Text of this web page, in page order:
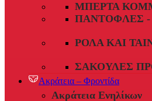
ΜΠΈΡΤΑ
ΠΑΝΤΌΦΛΕΣ -
ΡΟΛΆ ΚΑΙ
ΣΑΚΟΎΛΕΣ
Ακράτεια – Φροντίδα
Ακράτεια Ενηλίκων